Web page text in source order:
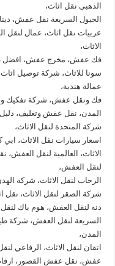
الذهبي نقل اثاث،
الخيول السريعة نقل عفش،
عربيات نقل اثاث، عمال لنقل
الاثاث،
فك عفش، مخرج عفش، افضل
سونا للاثاث، شركة توصيل
عمالة هندية،
فك ونقل عفش، شركة تفكيك
المدن، نقل عفش وتغليف،
شركة المتحدة لنقل الاثاث،
اسعار سيارات نقل الاثاث،
الاثاث، العالمية لنقل
لنقل العفش،
الرحاب لنقل الاثاث، شركة
شركة الصقر لنقل الاثاث، نقل
دنه لنقل العفش، هوم باك
السريعة لنقل العفش، شركة
المدن،
اتقان لنقل الاثاث، الرفاعي
عفش، نقل عفش القصور،